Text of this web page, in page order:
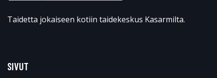
Taidetta jokaiseen kotiin taidekeskus Kasarmilta.
SIVUT